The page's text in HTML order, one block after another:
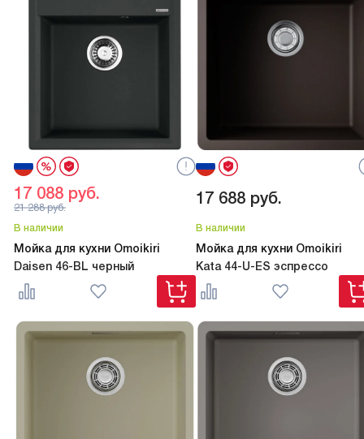
В наличии
Мойка для кухни Omoikiri
Daisen 46-BL черный
17 088 руб.
21 288руб.
В наличии
Мойка для кухни Omoikiri
Kata 44-U-ES эспрессо
17 688 руб.